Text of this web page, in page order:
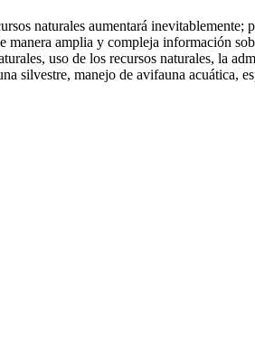
naturales aumentará
manera amplia y compleja información
uso de los recursos naturales, la
silvestre, manejo de avifauna